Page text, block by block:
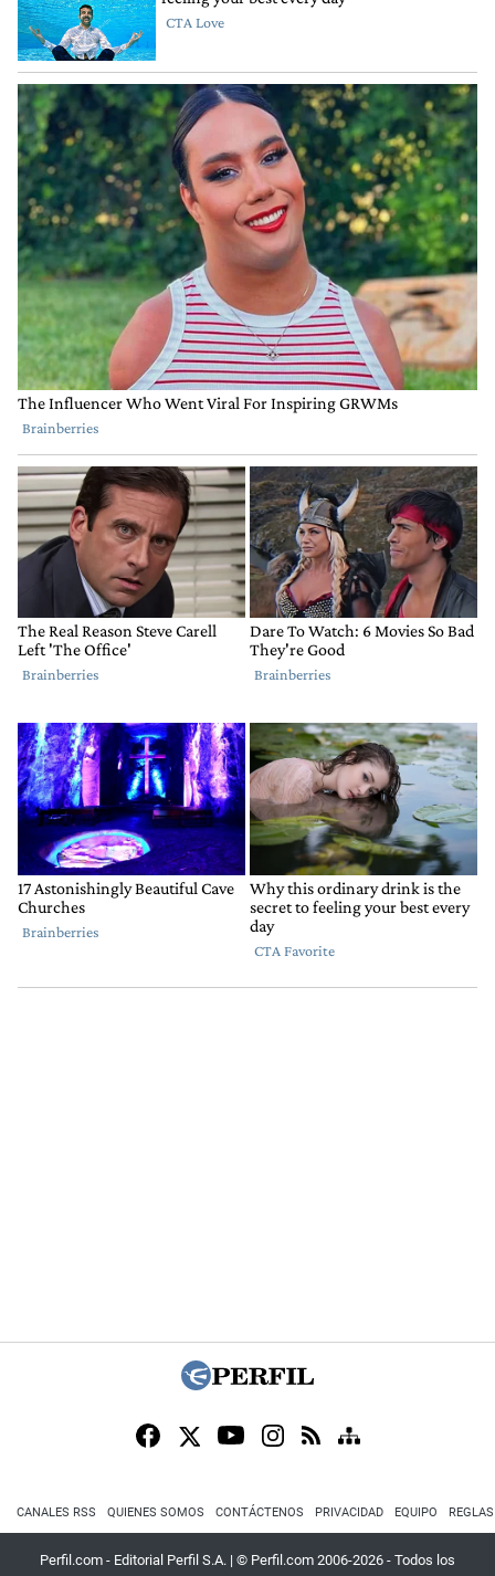
CANALES RSS QUIENES SOMOS CONTÁCTENOS PRIVACIDAD EQUIPO
Perfil.com - Editorial Perfil S.A. | © Perfil.com 2006-2026 - Todos los